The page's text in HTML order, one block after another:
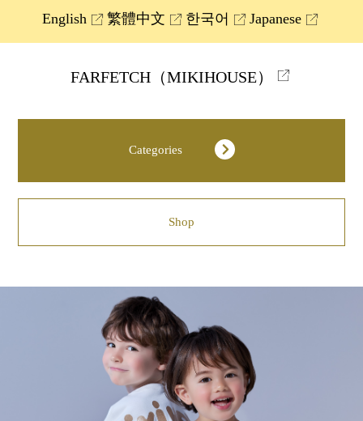
English 繁體中文 한국어 Japanese
FARFETCH（MIKIHOUSE）
Categories
Shop